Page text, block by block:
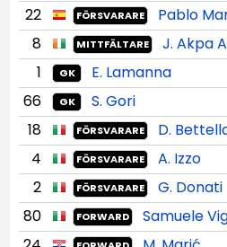
22 FÖRSVARARE Pablo
8 MITTFÄLTARE J. Akpa
1 GK
E. Lamanna
66
GK
S. Gori
18
FÖRSVARARE
D.
4
FÖRSVARARE
A. Izzo
2
FÖRSVARARE
G. Donati
80
FORWARD
Samuele